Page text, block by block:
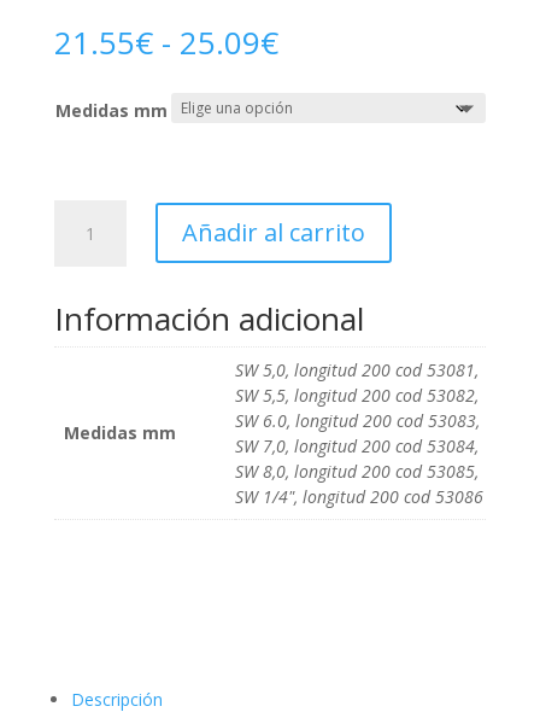
21.55€ - 25.09€Rango
de
precios:
desde
25.09€
Medidas mm
Destornillador
con
varilla
cantidad
Añadir al carrito
Información adicional
Medidas mm
SW 5,0, longitud 200 cod 53081,
SW 5,5, longitud 200 cod 53082,
SW 6.0, longitud 200 cod 53083,
SW 7,0, longitud 200 cod 53084,
SW 8,0, longitud 200 cod 53085,
SW 1/4", longitud 200 cod 53086
Descripción